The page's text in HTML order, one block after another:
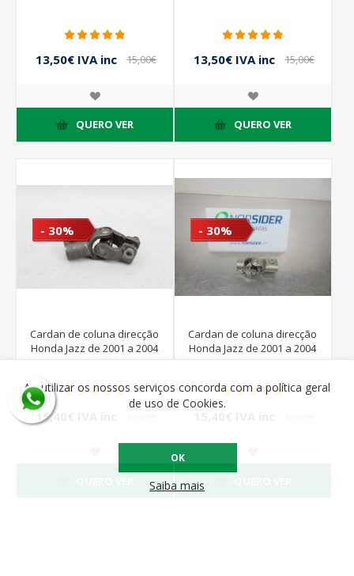
13,50€ IVA inc
15,00€
QUERO VER
13,50€ IVA inc
15,00€
QUERO VER
- 30%
Cardan de coluna direcção
Honda Jazz de 2001 a 2004
15,40€ IVA inc
- 30%
Cardan de coluna direcção
Honda Jazz de 2001 a 2004
Ao utilizar os nossos serviços concorda com a política geral
de uso de Cookies.
OK
Saiba mais